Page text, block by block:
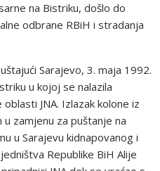
na Bistriku, došlo do
odbrane RBiH i stradanja
Sarajevo, 3. maja 1992.
u kojoj se nalazila
JNA. Izlazak kolone iz
zamjenu za puštanje na
u Sarajevu kidnapovanog i
Republike BiH Alije